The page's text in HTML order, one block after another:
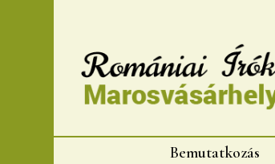
Romániai Írók
Bemutatkozás